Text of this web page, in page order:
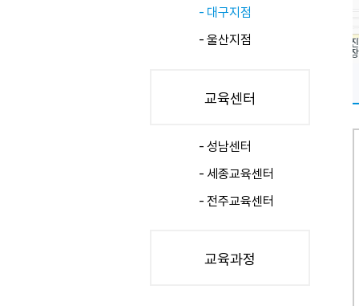
대구지점
울산지점
교육센터
성남센터
세종교육센터
전주교육센터
교육과정